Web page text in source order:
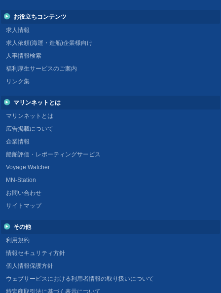
お役立ちコンテンツ
求人情報
求人依頼(海運・造船)企業様向け
人事情報検索
福利厚生サービスのご案内
リンク集
マリンネットとは
マリンネットとは
広告掲載について
企業情報
船舶評価・レポーティングサービス
Voyage Watcher
MN-Station
お問い合わせ
サイトマップ
その他
利用規約
情報セキュリティ方針
個人情報保護方針
ウェブサービスにおける利用者情報の取り扱いについて